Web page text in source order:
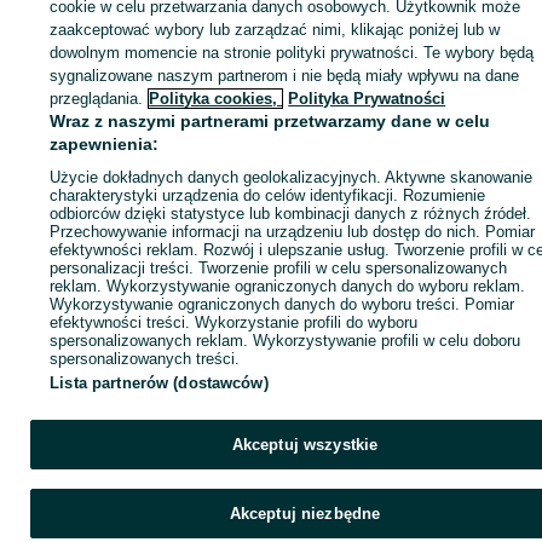
KATEGORIA
ID:853040540 Wyświetlenia:
cookie w celu przetwarzania danych osobowych. Użytkownik może
zaakceptować wybory lub zarządzać nimi, klikając poniżej lub w
dowolnym momencie na stronie polityki prywatności. Te wybory będą
sygnalizowane naszym partnerom i nie będą miały wpływu na dane
przeglądania. Polityka cookies, Polityka Prywatności
Wraz z naszymi partnerami przetwarzamy dane w celu
zapewnienia:
Użycie dokładnych danych geolokalizacyjnych. Aktywne skanowanie
charakterystyki urządzenia do celów identyfikacji. Rozumienie
odbiorców dzięki statystyce lub kombinacji danych z różnych źródeł.
Przechowywanie informacji na urządzeniu lub dostęp do nich. Pomiar
efektywności reklam. Rozwój i ulepszanie usług. Tworzenie profili w
personalizacji treści. Tworzenie profili w celu spersonalizowanych
reklam. Wykorzystywanie ograniczonych danych do wyboru reklam.
Wykorzystywanie ograniczonych danych do wyboru treści. Pomiar
efektywności treści. Wykorzystanie profili do wyboru
spersonalizowanych reklam. Wykorzystywanie profili w celu doboru
spersonalizowanych treści.
Lista partnerów (dostawców)
Akceptuj wszystkie
Akceptuj niezbędne